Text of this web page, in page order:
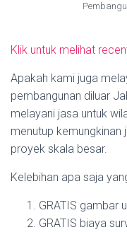
Klik untuk melihat
Apakah kami juga
pembangunan diluar
melayani jasa untuk
menutup kemungkinan
proyek skala besar.
Kelebihan apa saja
GRATIS gambar
GRATIS biaya